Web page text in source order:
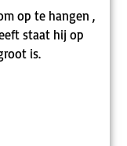
op te hangen ,
staat hij op
is.